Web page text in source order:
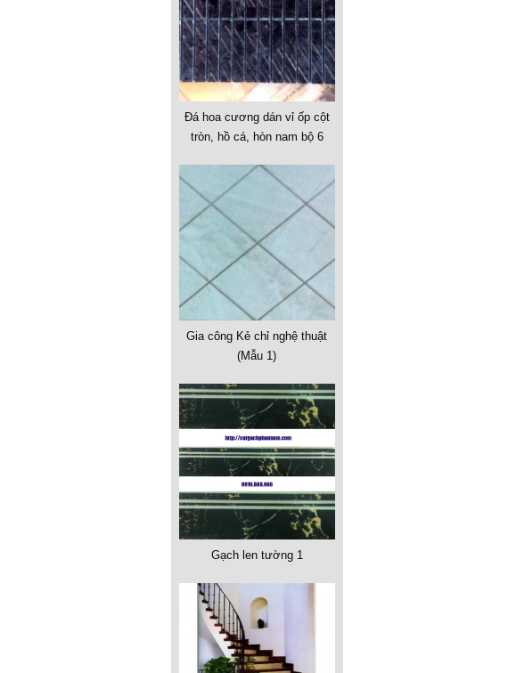
Đá hoa cương dán vỉ ốp cột
tròn, hồ cá, hòn nam bộ 6
Gia công Kẻ chỉ nghệ thuật
(Mẫu 1)
Gạch len tường 1